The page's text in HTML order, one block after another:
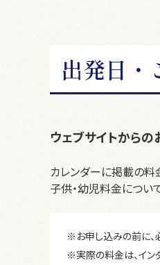
出発日・
ウェブサイトから
カレンダーに掲載の料
子供・幼児料金につい
※お申し込みの前に、
※実際の料金は、イン